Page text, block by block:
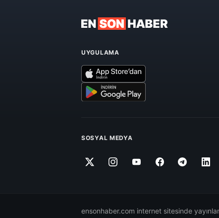
UYGULAMA
SOSYAL MEDYA
ensonhaber.com internet sitesinde